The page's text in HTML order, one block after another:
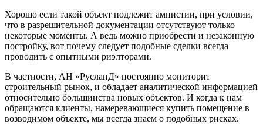
Хорошо если такой объект подлежит амнистии, при условии,
что в разрешительной документации отсутствуют только
некоторые моменты. А ведь можно приобрести и незаконную
постройку, вот почему следует подобные сделки всегда
проводить с опытными риэлторами.
В частности, АН «РусланД» постоянно мониторит
строительный рынок, и обладает аналитической информацией
относительно большинства новых объектов. И когда к нам
обращаются клиенты, намеревающиеся купить помещение в
возводимом объекте, мы всегда знаем о подобных рисках.